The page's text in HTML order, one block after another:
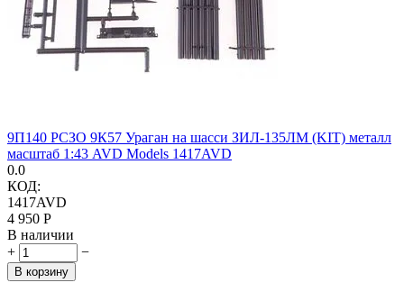
9П140 РСЗО 9К57 Ураган на шасси ЗИЛ-135ЛМ (KIT) металл
масштаб 1:43 AVD Models 1417AVD
0.0
КОД:
1417AVD
4 950 Р
В наличии
+
−
В корзину